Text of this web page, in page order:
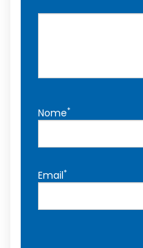
Nome*
Email*